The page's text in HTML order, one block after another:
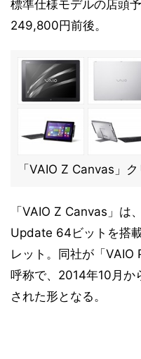
標準仕様モデルの店頭
249,800円前後。
「VAIO Z Canvas」
「VAIO Z Canvas」は
Update 64ビットを搭
レット。同社が「
呼称で、2014年10月か
された形となる。